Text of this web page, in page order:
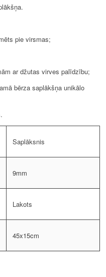
pie virsmas;
ar džutas virves palīdzību;
bērza saplākšņa unikālo
Saplāksnis
9mm
Lakots
45x15cm